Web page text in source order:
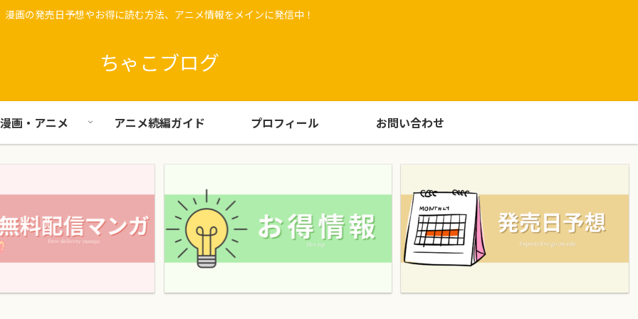
漫画の発売日予想やお得に読む方法、アニメ情報をメインに発信中！
ちゃこブログ
漫画・アニメ アニメ続編ガイド プロフィール お問い合わせ